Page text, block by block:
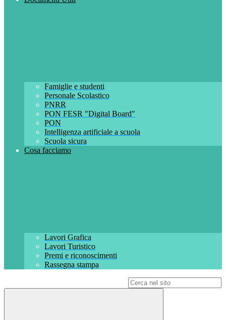
Famiglie e studenti
Personale Scolastico
PNRR
PON FESR "Digital Board"
PON
Intelligenza artificiale a scuola
Scuola sicura
Cosa facciamo
Lavori Grafica
Lavori Turistico
Premi e riconoscimenti
Rassegna stampa